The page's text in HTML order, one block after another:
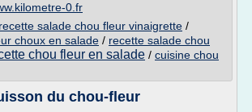
0.fr
recette salade chou fleur vinaigrette /
choux en salade / recette salade chou
chou fleur en salade / cuisine chou
du chou-fleur